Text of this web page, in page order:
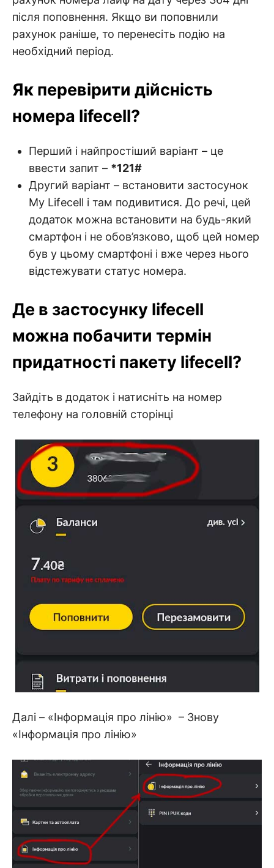
після поповнення. Якщо ви поповнили
рахунок раніше, то перенесіть подію на
необхідний період.
Як перевірити дійсність
номера lifecell?
Перший і найпростіший варіант – це
ввести запит – *121#
Другий варіант – встановити застосунок
My Lifecell і там подивитися. До речі, цей
додаток можна встановити на будь-який
смартфон і не обов’язково, щоб цей номер
був у цьому смартфоні і вже через нього
відстежувати статус номера.
Де в застосунку lifecell
можна побачити термін
придатності пакету lifecell?
Зайдіть в додаток і натисніть на номер
телефону на головній сторінці
Далі – «Інформація про лінію» – Знову
«Інформація про лінію»